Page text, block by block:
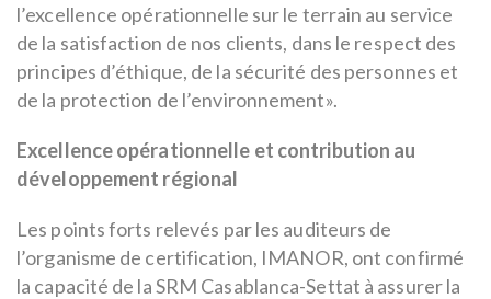
l’excellence opérationnelle sur le terrain au service
de la satisfaction de nos clients, dans le respect des
principes d’éthique, de la sécurité des personnes et
de la protection de l’environnement».
Excellence opérationnelle et contribution au
développement régional
Les points forts relevés par les auditeurs de
l’organisme de certification, IMANOR, ont confirmé
la capacité de la SRM Casablanca-Settat à assurer la